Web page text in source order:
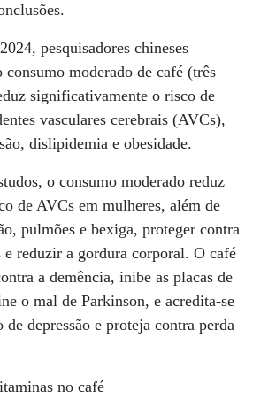
pesquisadores chineses
consumo moderado de café (três
significativamente o risco de
vasculares cerebrais (AVCs),
dislipidemia e obesidade.
o consumo moderado reduz
de AVCs em mulheres, além de
pulmões e bexiga, proteger contra
e reduzir a gordura corporal. O café
a demência, inibe as placas de
o mal de Parkinson, e acredita-se
de depressão e proteja contra perda
no café